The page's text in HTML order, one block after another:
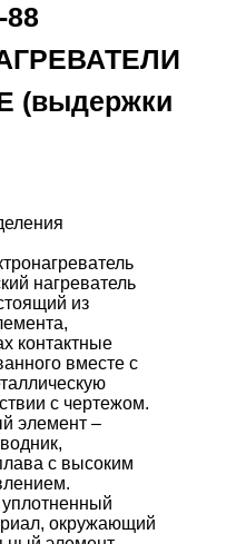
88
(выдержки
нагреватель
из
контактные
вместе с
с чертежом.
элемент –
с высоким
окружающий